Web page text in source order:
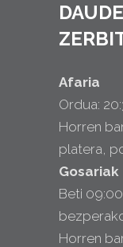
Afaria
Ordua:
Horren
platera,
Gosariak
Beti
Horren